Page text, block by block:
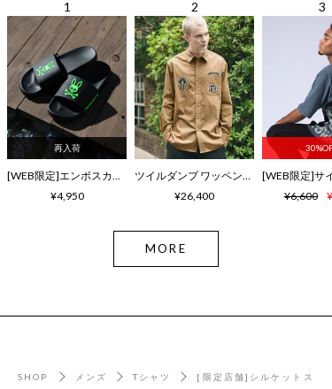
再入荷
[WEB限定]エンボスカラーロゴ シャワーサンダル
¥4,950
ツイルダンプ ワッペン刺繍ワッシャーシャツ
¥26,400
¥6,600
MORE
SHOP メンズ Tシャツ
[限定店舗]シルケットス